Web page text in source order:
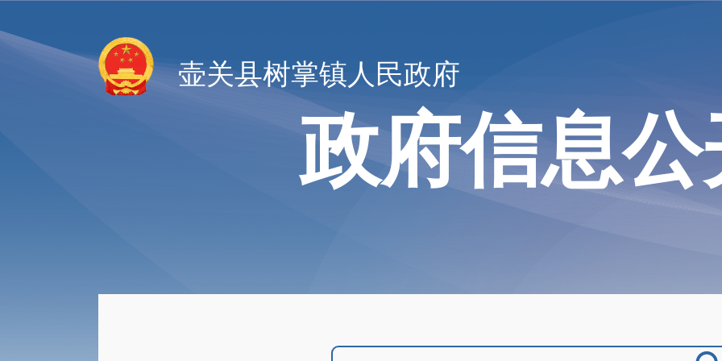
壶关县树掌镇人民政府
政府信息公